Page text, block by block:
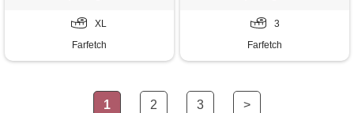
XL
Farfetch
3
Farfetch
1 2 3 >